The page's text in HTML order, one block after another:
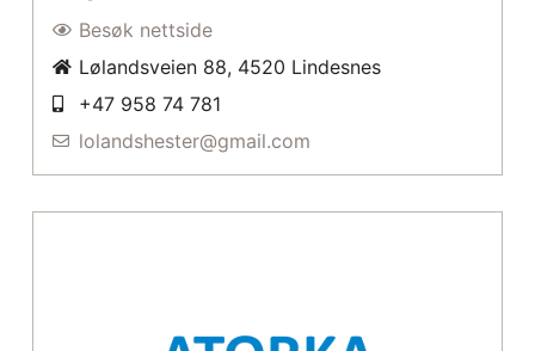
Besøk nettside
Lølandsveien 88, 4520 Lindesnes
+47 958 74 781
lolandshester@gmail.com